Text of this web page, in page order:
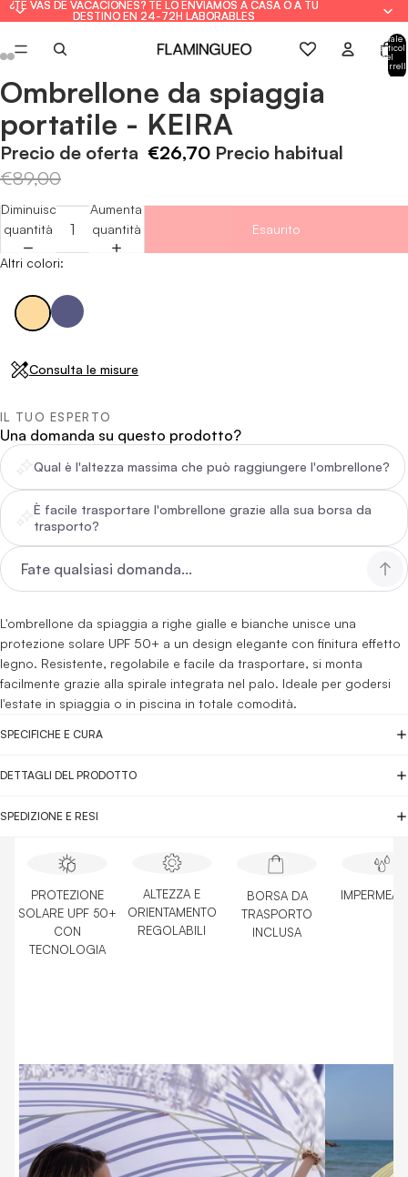
¿TE VAS DE VACACIONES? TE LO ENVIAMOS A CASA O A TU
DESTINO EN 24-72H LABORABLES
¿TE VAS DE VACACIONES? TE LO ENVIAMOS A CASA O A TU
DESTINO EN 24-72H LABORABLES
Totale
articoli
nel
Apri
immagine
a
schermo
Apri
immagine
a
schermo
Apri
immagine
a
schermo
Apri
immagine
a
schermo
Apri
immagine
a
schermo
Apri
immagine
a
schermo
Ombrellone da spiaggia
portatile - KEIRA
Precio de oferta €26,70 Precio habitual
€89,00
Diminuisci
quantità
Aumenta
quantità
Esaurito
Altri colori:
Consulta le misure
IL TUO ESPERTO
Una domanda su questo prodotto?
Qual è l'altezza massima che può raggiungere l'ombrellone?
È facile trasportare l'ombrellone grazie alla sua borsa da
trasporto?
L'ombrellone da spiaggia a righe gialle e bianche unisce una
protezione solare UPF 50+ a un design elegante con finitura effetto
legno. Resistente, regolabile e facile da trasportare, si monta
facilmente grazie alla spirale integrata nel palo. Ideale per godersi
l'estate in spiaggia o in piscina in totale comodità.
SPECIFICHE E CURA
DETTAGLI DEL PRODOTTO
SPEDIZIONE E RESI
PROTEZIONE
SOLARE UPF 50+
CON
TECNOLOGIA
ALTEZZA E
ORIENTAMENTO
REGOLABILI
BORSA DA
TRASPORTO
INCLUSA